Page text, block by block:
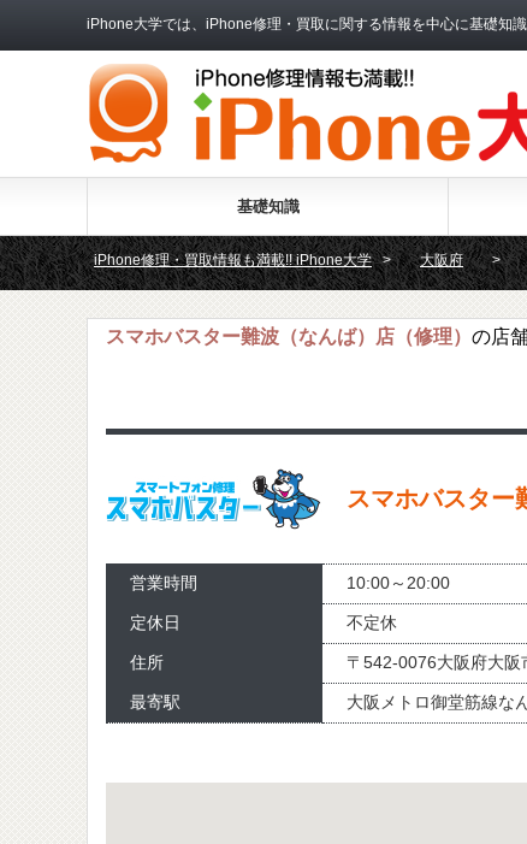
iPhone大学では、iPhone修理・買取に関する情報を中心に基礎知
基礎知識
iPhone修理・買取情報も満載!! iPhone大学 > 大阪府 >
スマホバスター難波（なんば）店（修理） の店
スマホバスター
営業時間 10:00～20:00
定休日 不定休
住所 〒542-0076大阪府大
最寄駅 大阪メトロ御堂筋線な